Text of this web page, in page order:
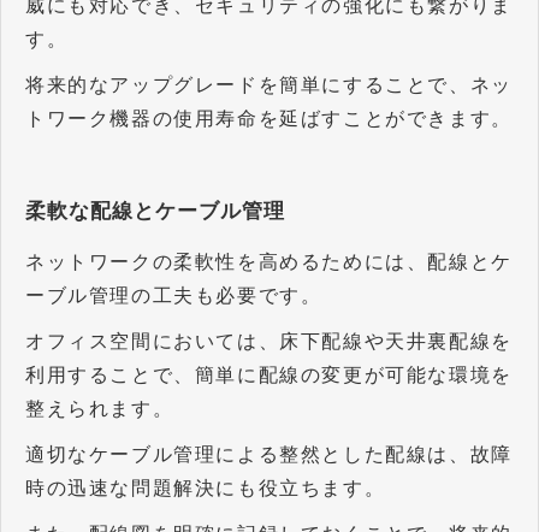
威にも対応でき、セキュリティの強化にも繋がりま
す。
将来的なアップグレードを簡単にすることで、ネッ
トワーク機器の使用寿命を延ばすことができます。
柔軟な配線とケーブル管理
ネットワークの柔軟性を高めるためには、配線とケ
ーブル管理の工夫も必要です。
オフィス空間においては、床下配線や天井裏配線を
利用することで、簡単に配線の変更が可能な環境を
整えられます。
適切なケーブル管理による整然とした配線は、故障
時の迅速な問題解決にも役立ちます。